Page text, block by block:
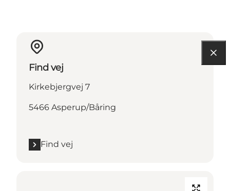
Find vej
Kirkebjergvej 7
5466 Asperup/Båring
Find vej